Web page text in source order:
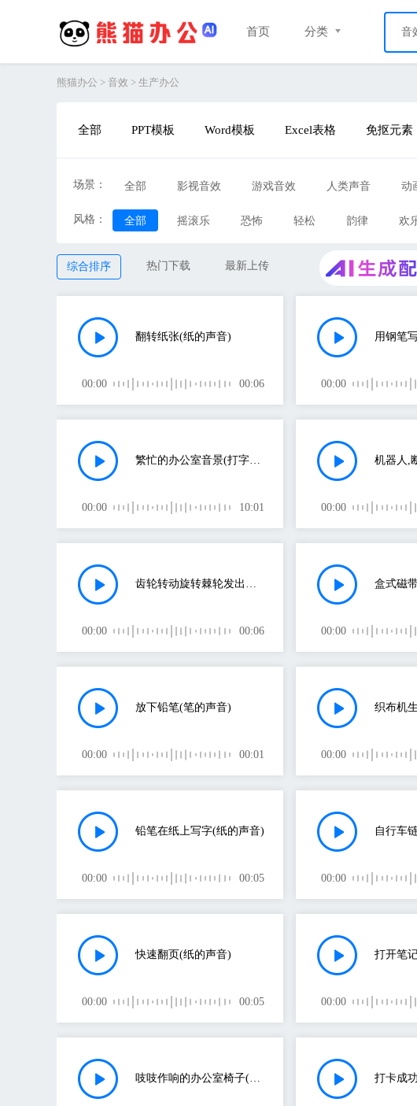
首页 分类 音
熊猫办公 > 音效 > 生产办公
全部 PPT模板 Word模板 Excel表格 免抠元素
场景： 全部 影视音效 游戏音效 人类声音 动
UI&提示 其他
风格： 全部 摇滚乐 恐怖 轻松 韵律 欢
综合排序 热门下载 最新上传
翻转纸张(纸的声音)
00:00 00:06
用钢笔
00:00
繁忙的办公室音景(打字机的声音)
00:00 10:01 00:00
齿轮转动旋转棘轮发出咔嗒声(齿轮的声音)
00:00 00:06 00:00
放下铅笔(笔的声音)
00:00 00:01 00:00
铅笔在纸上写字(纸的声音)
00:00 00:05 00:00
快速翻页(纸的声音)
00:00 00:05 00:00
吱吱作响的办公室椅子(啪的声音)